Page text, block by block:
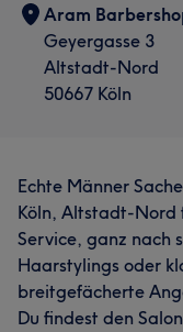
Aram
Geyergasse 3
Altstadt-Nord
50667 Köln
Echte Männer
Köln, Altstadt-Nord
Service, ganz nach
Haarstylings oder
breitgefächerte
Du findest den